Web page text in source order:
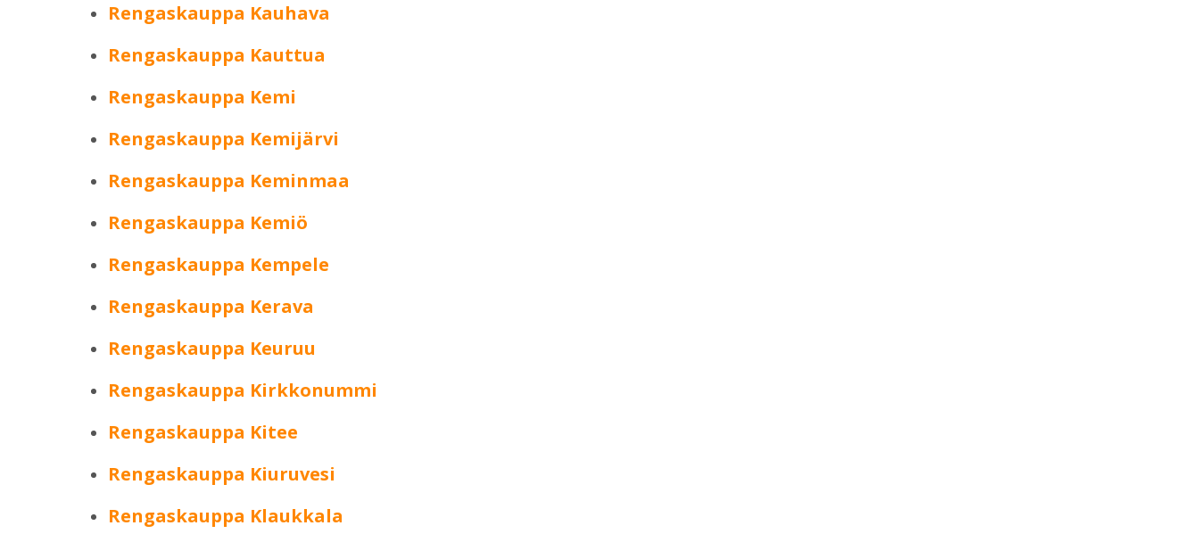
Rengaskauppa Kauhava
Rengaskauppa Kauttua
Rengaskauppa Kemi
Rengaskauppa Kemijärvi
Rengaskauppa Keminmaa
Rengaskauppa Kemiö
Rengaskauppa Kempele
Rengaskauppa Kerava
Rengaskauppa Keuruu
Rengaskauppa Kirkkonummi
Rengaskauppa Kitee
Rengaskauppa Kiuruvesi
Rengaskauppa Klaukkala